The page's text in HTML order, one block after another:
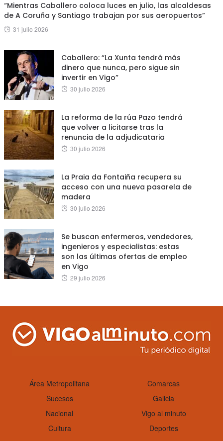
“Mientras Caballero coloca luces en julio, las alcaldesas
de A Coruña y Santiago trabajan por sus aeropuertos”
Posted
31 julio 2026
Caballero: “La Xunta tendrá más
dinero que nunca, pero sigue sin
invertir en Vigo”
Posted
30 julio 2026
La reforma de la rúa Pazo tendrá
que volver a licitarse tras la
renuncia de la adjudicataria
Posted
30 julio 2026
La Praia da Fontaiña recupera su
acceso con una nueva pasarela de
madera
Posted
30 julio 2026
Se buscan enfermeros, vendedores,
ingenieros y especialistas: estas
son las últimas ofertas de empleo
en Vigo
Posted
29 julio 2026
Área Metropolitana
Comarcas
Sucesos
Galicia
Nacional
Vigo al minuto
Cultura
Deportes